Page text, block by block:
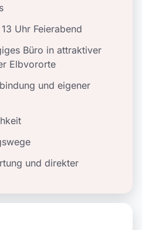
Uhr Feierabend
Büro in attraktiver
Elbvororte
und eigener
und direkter